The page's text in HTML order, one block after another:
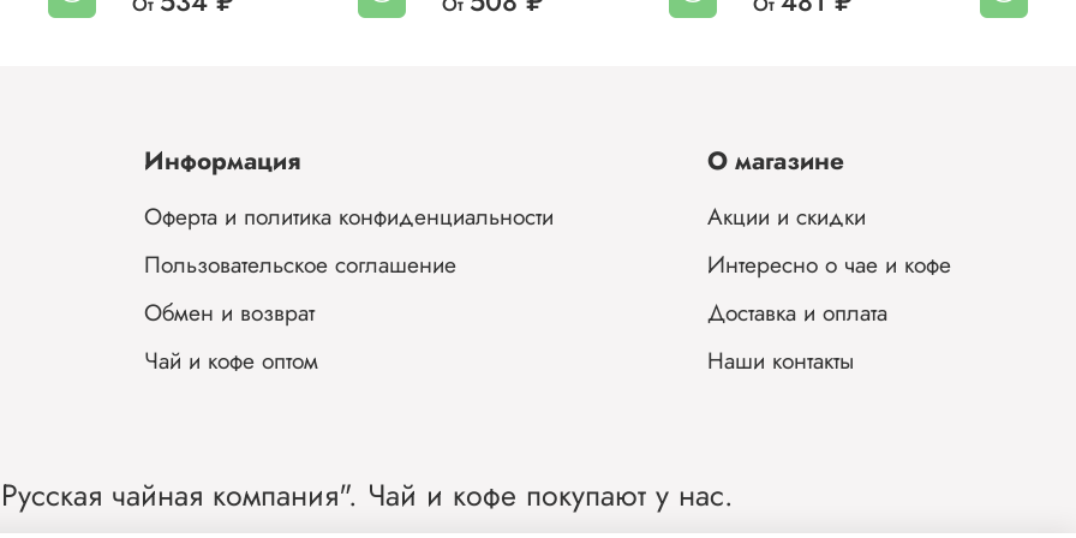
Информация
Оферта и политика конфиденциальности
Пользовательское соглашение
Обмен и возврат
Чай и кофе оптом
О магазине
Акции и скидки
Интересно о чае и кофе
Доставка и оплата
Наши контакты
чайная компания". Чай и кофе покупают у нас.